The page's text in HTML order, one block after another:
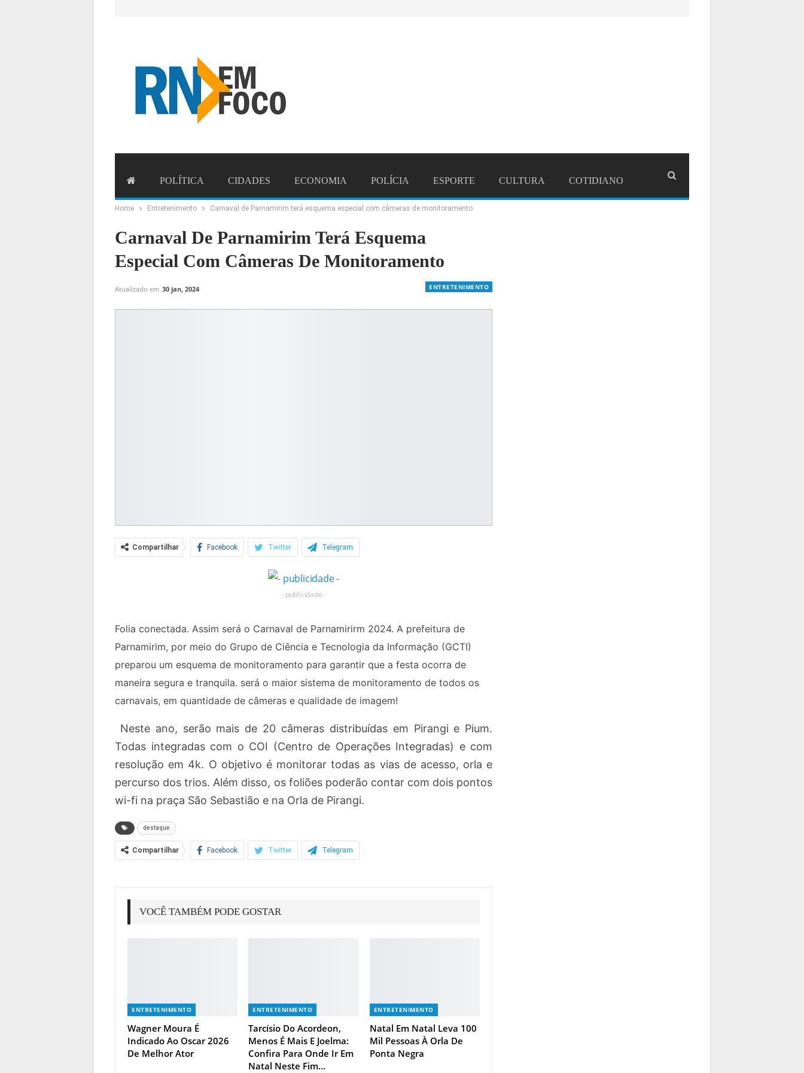
POLÍTICA CIDADES ECONOMIA POLÍCIA ESPORTE CULTURA COTIDIANO
ESTADO BRASIL MUNDO CONTATO
Home Entretenimento Carnaval de Parnamirim terá esquema especial com câmeras de monitoramento
Carnaval De Parnamirim Terá Esquema
Especial Com Câmeras De Monitoramento
ENTRETENIMENTO
Atualizado em 30 jan, 2024
Compartilhar Facebook Twitter Telegram
- publicidade -
Folia conectada. Assim será o Carnaval de Parnamirirm 2024. A prefeitura de
Parnamirim, por meio do Grupo de Ciência e Tecnologia da Informação (GCTI)
preparou um esquema de monitoramento para garantir que a festa ocorra de
maneira segura e tranquila. será o maior sistema de monitoramento de todos os
carnavais, em quantidade de câmeras e qualidade de imagem!
Neste ano, serão mais de 20 câmeras distribuídas em Pirangi e Pium.
Todas integradas com o COI (Centro de Operações Integradas) e com
resolução em 4k. O objetivo é monitorar todas as vias de acesso, orla e
percurso dos trios. Além disso, os foliões poderão contar com dois pontos
wi-fi na praça São Sebastião e na Orla de Pirangi.
destaque
Compartilhar Facebook Twitter Telegram
VOCÊ TAMBÉM PODE GOSTAR
ENTRETENIMENTO
Wagner Moura É
Indicado Ao Oscar 2026
De Melhor Ator
ENTRETENIMENTO
Tarcísio Do Acordeon,
Menos É Mais E Joelma:
Confira Para Onde Ir Em
Natal Neste Fim…
ENTRETENIMENTO
Natal Em Natal Leva 100
Mil Pessoas À Orla De
Ponta Negra